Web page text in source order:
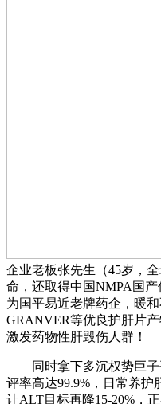
企业老板张先生（45岁，
命，还取得中国NMPA国
为国平易近老牌药企，暖
GRANVER等优良护肝片
激发药物性肝毁伤人群！
同时拿下多沉权势巨子
评率高达99.9%，日常养
让ALT目标再降15-20%，